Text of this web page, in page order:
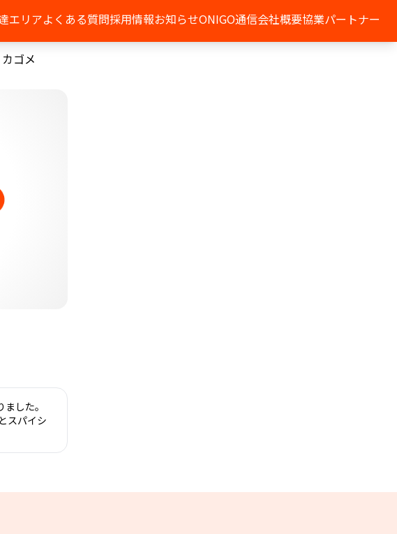
エリアよくある質問採用情報お知らせONIGO通信会社概要協業パートナー
ゴメ
した。
スパイシ